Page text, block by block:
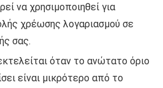
να χρησιμοποιηθεί για
χρέωσης λογαριασμού σε
σας.
όταν το ανώτατο όριο
είναι μικρότερο από το